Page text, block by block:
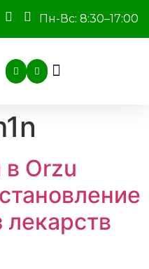
Пн-Вс: 8:30–17:00
Orzu
лекарств